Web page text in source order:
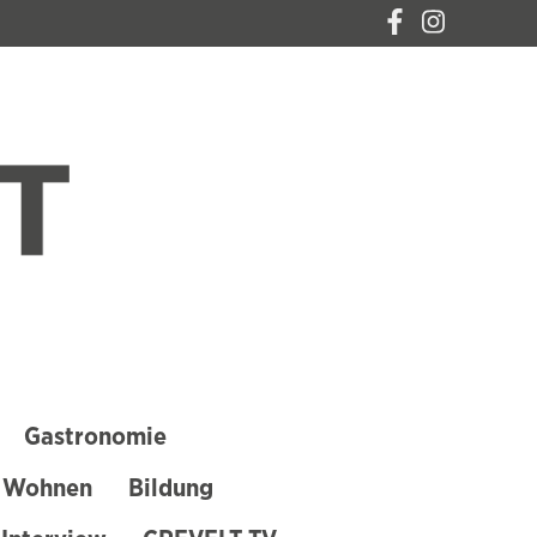
Gastronomie
Wohnen Bildung